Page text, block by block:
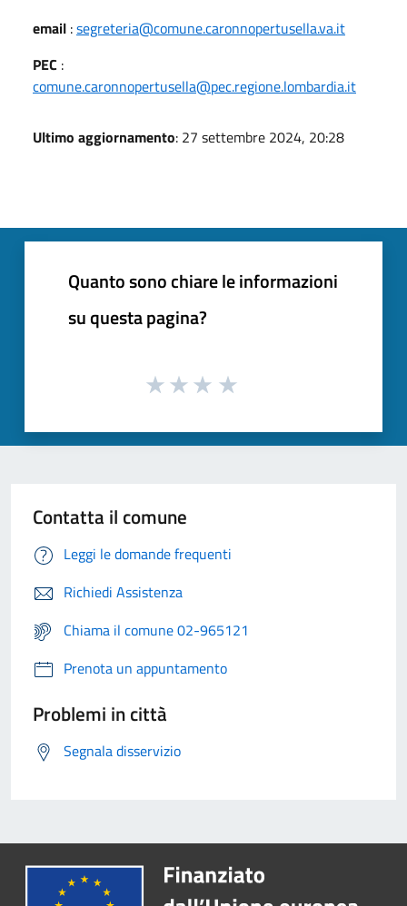
email :segreteria@comune.caronnopertusella.va.it
PEC :
comune.caronnopertusella@pec.regione.lombardia.it
Ultimo aggiornamento: 27 settembre 2024, 20:28
Quanto sono chiare le informazioni
su questa pagina?
Contatta il comune
Leggi le domande frequenti
Richiedi Assistenza
Chiama il comune 02-965121
Prenota un appuntamento
Problemi in città
Segnala disservizio